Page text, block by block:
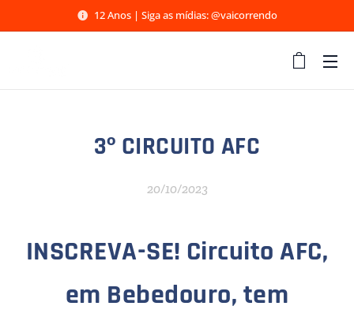
12 Anos | Siga as mídias: @vaicorrendo
3º CIRCUITO AFC
20/10/2023
INSCREVA-SE! Circuito AFC,
em Bebedouro, tem